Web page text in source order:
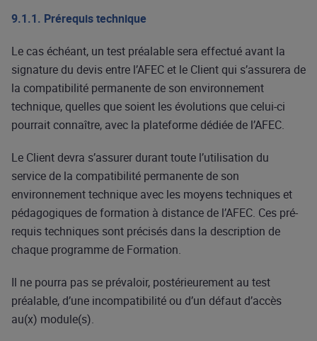
9.1.1. Prérequis technique
Le cas échéant, un test préalable sera effectué avant la
signature du devis entre l’AFEC et le Client qui s’assurera de
la compatibilité permanente de son environnement
technique, quelles que soient les évolutions que celui-ci
pourrait connaître, avec la plateforme dédiée de l’AFEC.
Le Client devra s’assurer durant toute l’utilisation du
service de la compatibilité permanente de son
environnement technique avec les moyens techniques et
pédagogiques de formation à distance de l’AFEC. Ces pré-
requis techniques sont précisés dans la description de
chaque programme de Formation.
Il ne pourra pas se prévaloir, postérieurement au test
préalable, d’une incompatibilité ou d’un défaut d’accès
au(x) module(s).